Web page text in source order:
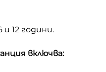
12 години.
включва: